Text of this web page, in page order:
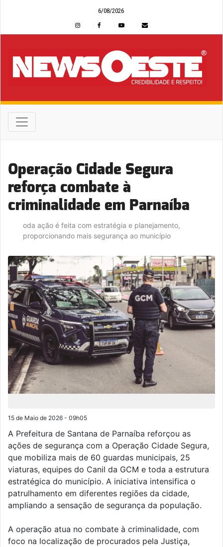
6/08/2026
Operação Cidade Segura
reforça combate à
criminalidade em Parnaíba
oda ação é feita com estratégia e planejamento,
proporcionando mais segurança ao município
15 de Maio de 2026 - 09h05
A Prefeitura de Santana de Parnaíba reforçou as
ações de segurança com a Operação Cidade Segura,
que mobiliza mais de 60 guardas municipais, 25
viaturas, equipes do Canil da GCM e toda a estrutura
estratégica do município. A iniciativa intensifica o
patrulhamento em diferentes regiões da cidade,
ampliando a sensação de segurança da população.
A operação atua no combate à criminalidade, com
foco na localização de procurados pela Justiça,